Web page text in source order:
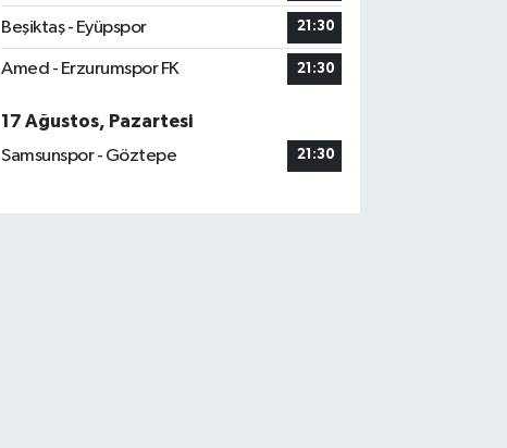
Beşiktaş - Eyüpspor 21:30
Amed - Erzurumspor FK 21:30
17 Ağustos, Pazartesi
Samsunspor - Göztepe
21:30